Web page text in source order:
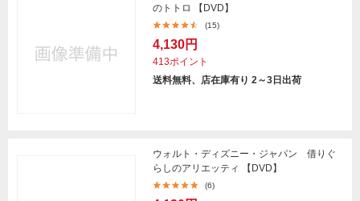
のトトロ 【DVD】
(15)
4,130円
413ポイント
送料無料、店在庫有り 2～3日出荷
ウォルト・ディズニー・ジャパン 借りぐ
らしのアリエッティ 【DVD】
(6)